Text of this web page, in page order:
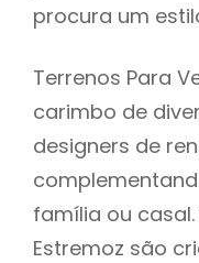
procura um
Terrenos Para
carimbo de
designers de
família ou
Estremoz são